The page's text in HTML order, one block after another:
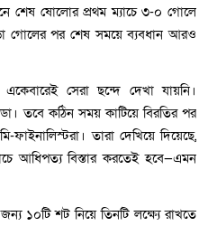
শেষ ষোলোর প্রথম ম্যাচে ৩-০ গোলে
গোলের পর শেষ সময়ে ব্যবধান আরও
একেবারেই সেরা ছন্দে দেখা যায়নি।
তবে কঠিন সময় কাটিয়ে বিরতির পর
তারা দেখিয়ে দিয়েছে,
আধিপত্য বিস্তার করতেই হবে—এমন
১০টি শট নিয়ে তিনটি লক্ষ্যে রাখতে